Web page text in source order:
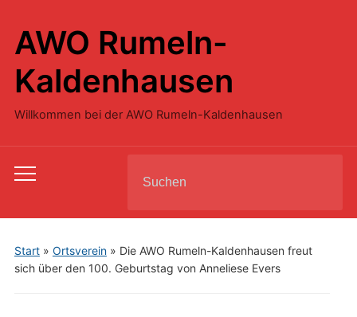
AWO Rumeln-
Kaldenhausen
Willkommen bei der AWO Rumeln-Kaldenhausen
Toggle
menu
for:
Start» Ortsverein» Die AWO Rumeln-Kaldenhausen freut
sich über den 100. Geburtstag von Anneliese Evers